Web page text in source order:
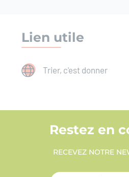
Lien utile
Trier, c'est donner
Restez en
RECEVEZ NOTRE